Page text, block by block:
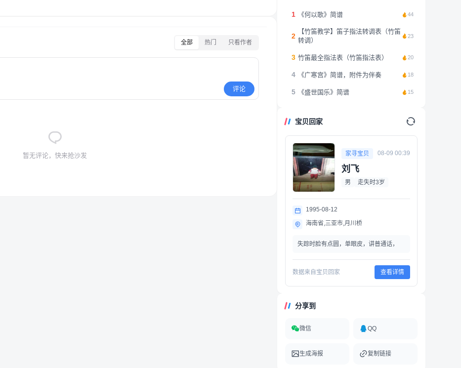
全部 热门 只看作者
评论
暂无评论，快来抢沙发
1 《何以歌》简谱 44
2
【竹笛教学】笛子指法转调表（竹笛
转调）
23
3 竹笛最全指法表（竹笛指法表） 20
4 《广寒宫》简谱，附件为伴奏 18
5 《盛世国乐》简谱 15
宝贝回家
家寻宝贝 08-09 00:39
刘飞
男 走失时3岁
1995-08-12
海南省,三亚市,月川桥
失踪时脸有点圆，单眼皮，讲普通话，
数据来自宝贝回家 查看详情
分享到
微信 QQ
生成海报 复制链接